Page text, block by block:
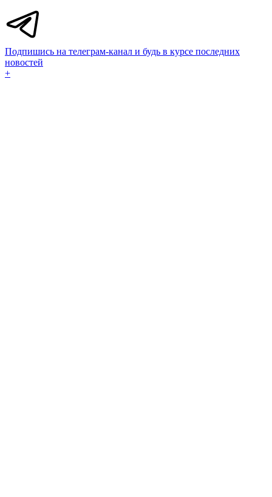
Подпишись на телеграм-канал и будь в курсе последних
новостей
+